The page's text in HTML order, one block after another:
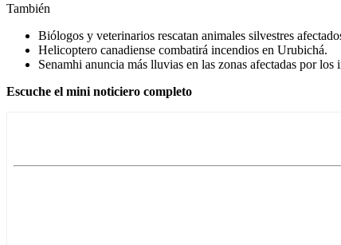
También
Biólogos y veterinarios rescatan animales silvestres
Helicoptero canadiense combatirá incendios en Urubichá.
Senamhi anuncia más lluvias en las zonas afectadas por los
Escuche el mini noticiero completo